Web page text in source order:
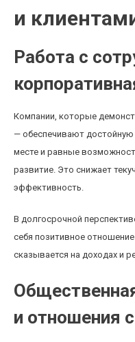
и
Работа с
Компании, которые
— обеспечивают достойную
месте и равные
развитие. Это снижает
эффективность.
В долгосрочной
себя позитивное
сказывается на доходах и
и отношения